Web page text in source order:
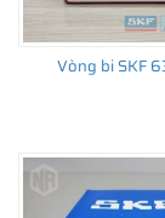
bôi trơn bên
C3 - Khe hở C3
Vòng bi SKF